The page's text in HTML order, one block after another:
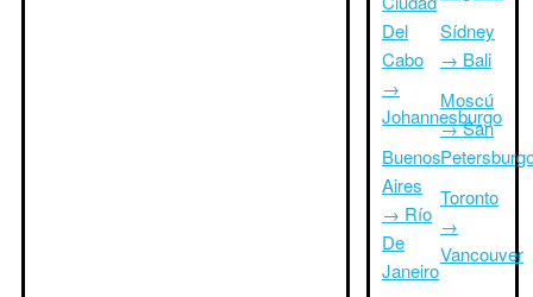
Del
Cabo
→
Johannesburgo
Buenos
Aires
→ Río
De
Janeiro
Sídney
→ Bali
Moscú
→ San
Toronto
→
Vancouver